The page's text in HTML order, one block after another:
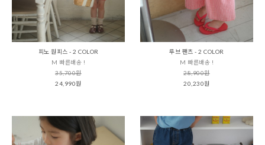
피노 원피스 - 2 COLOR
M 빠른배송 !
35,700원
24,990원
루브 팬츠 - 2 COLOR
M 빠른배송 !
28,900원
20,230원